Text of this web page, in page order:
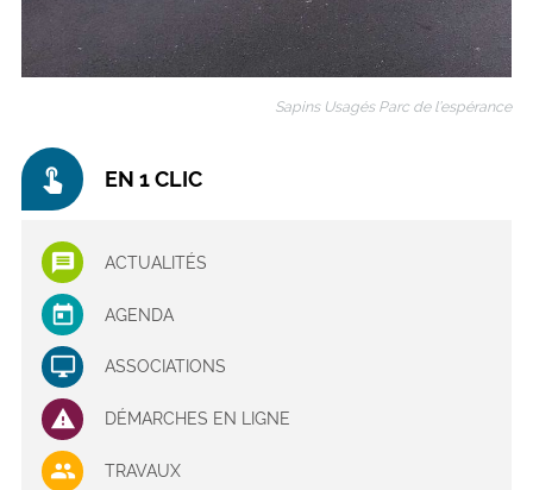
Sapins Usagés Parc de l’espérance
touch_app EN 1 CLIC
ACTUALITÉS
AGENDA
ASSOCIATIONS
DÉMARCHES EN LIGNE
TRAVAUX